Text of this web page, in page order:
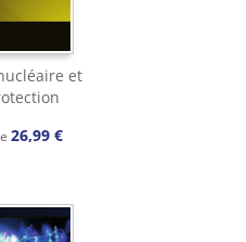
et
26,99 €